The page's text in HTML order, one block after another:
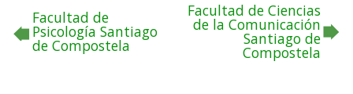
Facultad de
Psicología Santiago
de Compostela
Facultad de Ciencias
de la Comunicación
Santiago de
Compostela